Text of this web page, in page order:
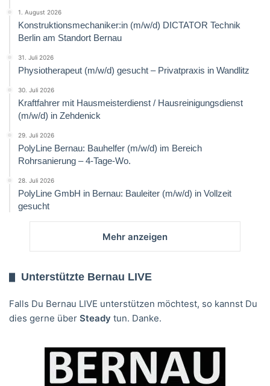
1. August 2026
Konstruktionsmechaniker:in (m/w/d) DICTATOR Technik
Berlin am Standort Bernau
31. Juli 2026
Physiotherapeut (m/w/d) gesucht – Privatpraxis in Wandlitz
30. Juli 2026
Kraftfahrer mit Hausmeisterdienst / Hausreinigungsdienst
(m/w/d) in Zehdenick
29. Juli 2026
PolyLine Bernau: Bauhelfer (m/w/d) im Bereich
Rohrsanierung – 4-Tage-Wo.
28. Juli 2026
PolyLine GmbH in Bernau: Bauleiter (m/w/d) in Vollzeit
gesucht
Mehr anzeigen
Unterstützte Bernau LIVE
Falls Du Bernau LIVE unterstützen möchtest, so kannst Du
dies gerne über Steady tun. Danke.